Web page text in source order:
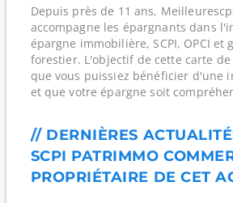
Depuis près de 11 ans,
accompagne les épargnants dans
épargne immobilière, SCPI, OPCI et
forestier. L'objectif de cette carte
que vous puissiez bénéficier d'une
et que votre épargne soit
// DERNIÈRES
SCPI PATRIMMO
PROPRIÉTAIRE DE CET